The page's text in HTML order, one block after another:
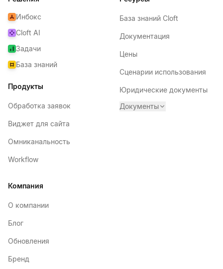
Инбокс
Cloft AI
Задачи
База знаний
Продукты
Обработка заявок
Виджет для сайта
Омниканальность
Workflow
База знаний Cloft
Документация
Цены
Сценарии использования
Юридические документы
Документы
Компания
О компании
Блог
Обновления
Бренд